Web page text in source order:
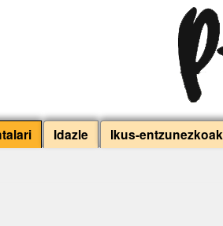
Idazle Ikus-entzunezkoak